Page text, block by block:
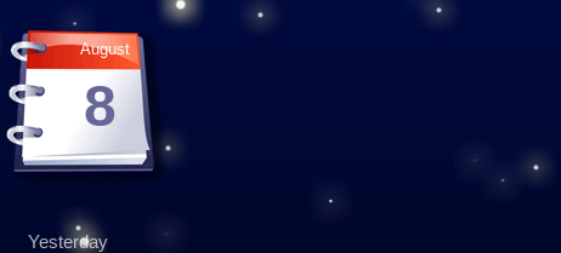
August
8
Yesterday